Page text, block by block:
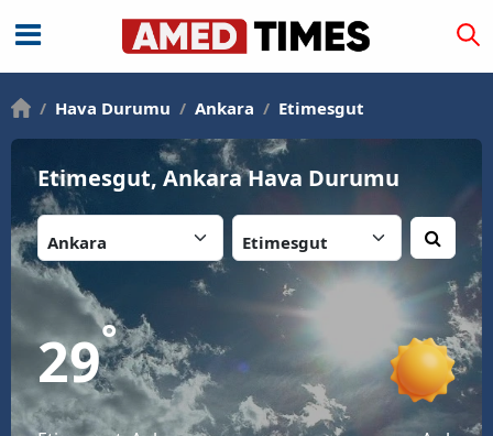
/ Hava Durumu / Ankara / Etimesgut
Etimesgut, Ankara Hava Durumu
29°